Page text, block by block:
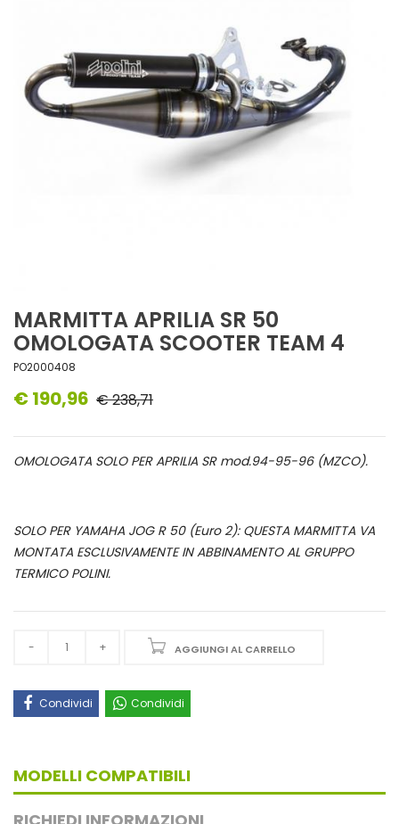
MARMITTA APRILIA SR 50
OMOLOGATA SCOOTER TEAM 4
PO2000408
€ 190,96 € 238,71
OMOLOGATA SOLO PER APRILIA SR mod.94-95-96 (MZCO).
SOLO PER YAMAHA JOG R 50 (Euro 2): QUESTA MARMITTA VA
MONTATA ESCLUSIVAMENTE IN ABBINAMENTO AL GRUPPO
TERMICO POLINI.
AGGIUNGI AL CARRELLO
Condividi Condividi
MODELLI COMPATIBILI